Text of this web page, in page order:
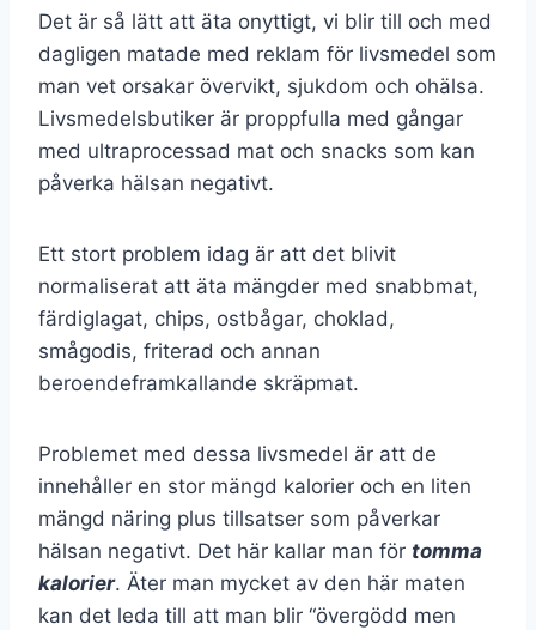
Det är så lätt att äta onyttigt, vi blir till och med
dagligen matade med reklam för livsmedel som
man vet orsakar övervikt, sjukdom och ohälsa.
Livsmedelsbutiker är proppfulla med gångar
med ultraprocessad mat och snacks som kan
påverka hälsan negativt.
Ett stort problem idag är att det blivit
normaliserat att äta mängder med snabbmat,
färdiglagat, chips, ostbågar, choklad,
smågodis, friterad och annan
beroendeframkallande skräpmat.
Problemet med dessa livsmedel är att de
innehåller en stor mängd kalorier och en liten
mängd näring plus tillsatser som påverkar
hälsan negativt. Det här kallar man för tomma
kalorier. Äter man mycket av den här maten
kan det leda till att man blir “övergödd men